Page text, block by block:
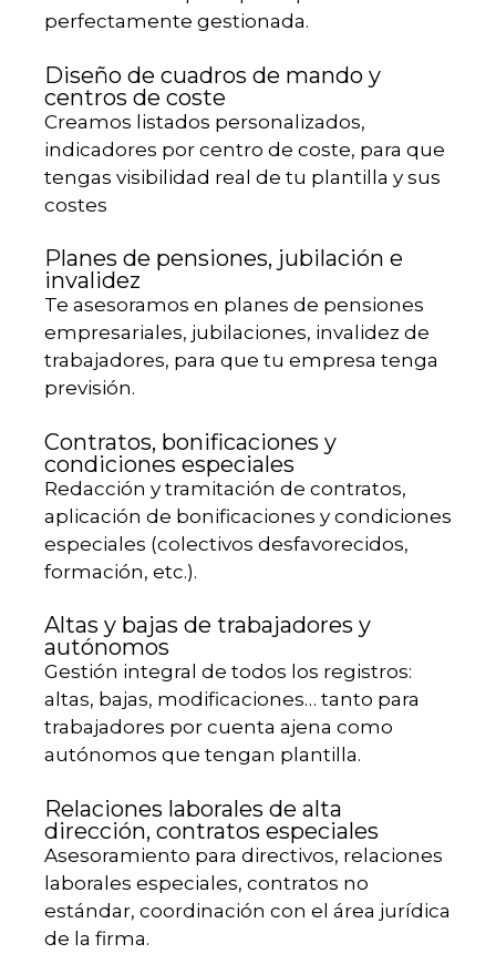
perfectamente gestionada.
Diseño de cuadros de mando y
centros de coste
Creamos listados personalizados,
indicadores por centro de coste, para que
tengas visibilidad real de tu plantilla y sus
costes
Planes de pensiones, jubilación e
invalidez
Te asesoramos en planes de pensiones
empresariales, jubilaciones, invalidez de
trabajadores, para que tu empresa tenga
previsión.
Contratos, bonificaciones y
condiciones especiales
Redacción y tramitación de contratos,
aplicación de bonificaciones y condiciones
especiales (colectivos desfavorecidos,
formación, etc.).
Altas y bajas de trabajadores y
autónomos
Gestión integral de todos los registros:
altas, bajas, modificaciones… tanto para
trabajadores por cuenta ajena como
autónomos que tengan plantilla.
Relaciones laborales de alta
dirección, contratos especiales
Asesoramiento para directivos, relaciones
laborales especiales, contratos no
estándar, coordinación con el área jurídica
de la firma.